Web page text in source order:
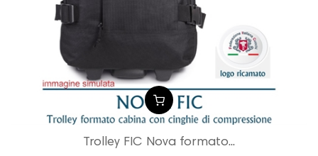
Trolley FIC Nova formato...